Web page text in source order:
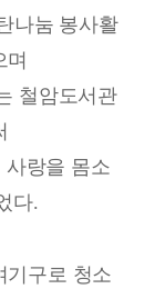
나눔 봉사활
며
철암도서관
사랑을 몸소
다.
기구로 청소